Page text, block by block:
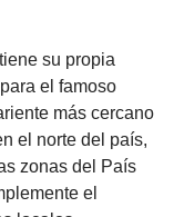
su propia
el famoso
más cercano
el norte del país,
zonas del País
el